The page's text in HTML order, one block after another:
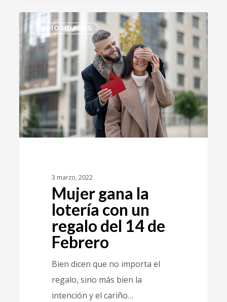
CURIOSIDADES
3 marzo, 2022
Mujer gana la
lotería con un
regalo del 14 de
Febrero
Bien dicen que no importa el
regalo, sino más bien la
intención y el cariño…
1